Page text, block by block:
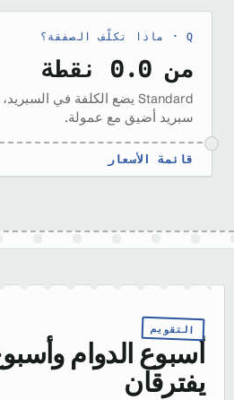
ماذا تكلّف الصفقة؟
من 0.0 نقطة
سبريد أضيق مع عمولة.
قائمة الأسعار
التقويم
أسبوع الدوام
يفترقان